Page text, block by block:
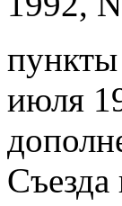
июля